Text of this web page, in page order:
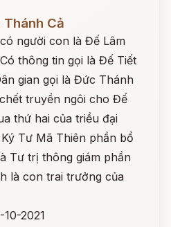
Cả
người con là Đế Lâm
thông tin gọi là Đế Tiết
gian gọi là Đức Thánh
truyền ngôi cho Đế
thứ hai của triều đại
Tư Mã Thiên phần bổ
Tư trị thông giám phần
là con trai trưởng của
10-2021